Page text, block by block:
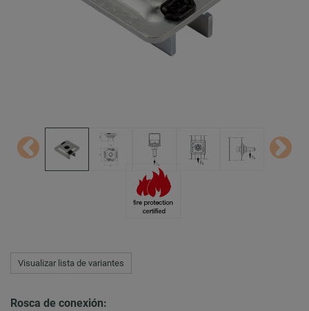
Visualizar lista de variantes
Rosca de conexión: